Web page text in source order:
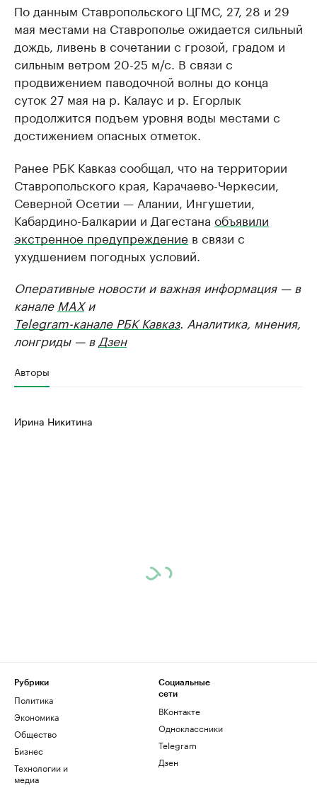
По данным Ставропольского ЦГМС, 27, 28 и 29
мая местами на Ставрополье ожидается сильный
дождь, ливень в сочетании с грозой, градом и
сильным ветром 20-25 м/с. В связи с
продвижением паводочной волны до конца
суток 27 мая на р. Калаус и р. Егорлык
продолжится подъем уровня воды местами с
достижением опасных отметок.
Ранее РБК Кавказ сообщал, что на территории
Ставропольского края, Карачаево-Черкесии,
Северной Осетии — Алании, Ингушетии,
Кабардино-Балкарии и Дагестана объявили
экстренное предупреждение в связи с
ухудшением погодных условий.
Оперативные новости и важная информация — в
канале MAXи
Telegram-канале РБК Кавказ. Аналитика, мнения,
лонгриды — в Дзен
Авторы
Ирина Никитина
Рубрики
Политика
Экономика
Общество
Бизнес
Технологии и
медиа
Социальные
сети
ВКонтакте
Одноклассники
Telegram
Дзен